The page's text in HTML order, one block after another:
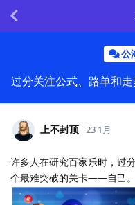
公
过分关注公式、路单和
上不封顶 23 1月
许多人在研究百家乐时，过
个最难突破的关卡——自己。